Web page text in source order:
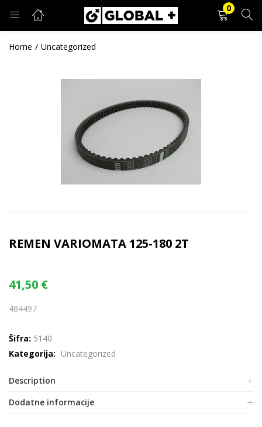
0
PRIJAVA REGISTRACIJA
Zaboravljena lozinka?
Home Uncategorized
REMEN VARIOMATA 125-180 2T
41,50 €
484497
Šifra: 5140
Kategorija: Uncategorized
Description
Dodatne informacije